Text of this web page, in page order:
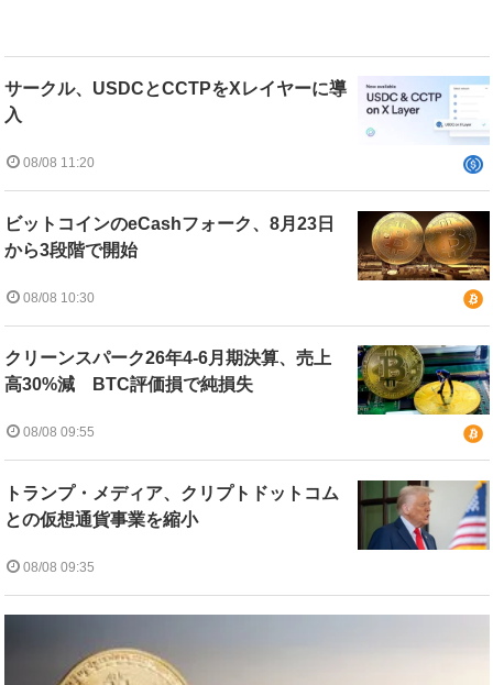
サークル、USDCとCCTPをXレイヤーに導
入
08/08 11:20
ビットコインのeCashフォーク、8月23日
から3段階で開始
08/08 10:30
クリーンスパーク26年4-6月期決算、売上
高30%減 BTC評価損で純損失
08/08 09:55
トランプ・メディア、クリプトドットコム
との仮想通貨事業を縮小
08/08 09:35